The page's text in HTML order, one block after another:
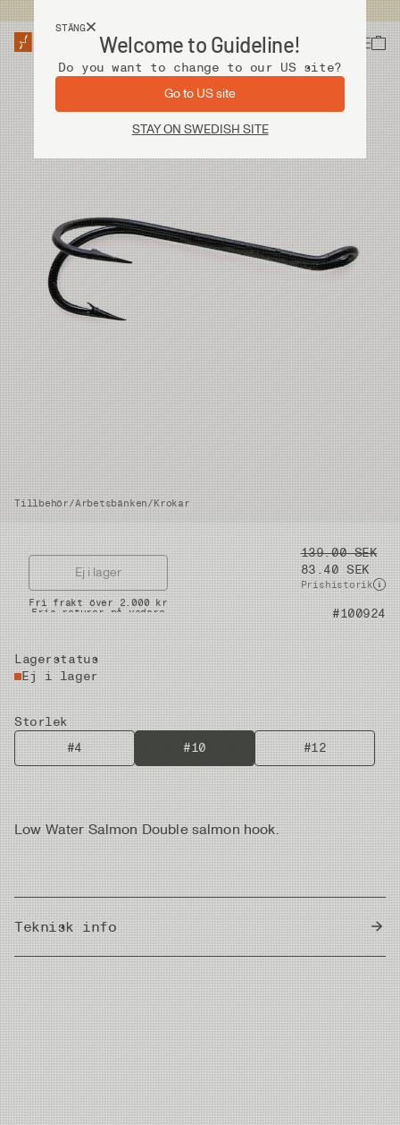
STÄNG
Welcome to Guideline!
Do you want to change to our US site?
Go to US site
STAY ON SWEDISH SITE
Tillbehör/Arbetsbänken/Krokar
Pris
139.00 SEK
83.40 SEK
Prishistorik
Artikelnummer #100924
Lagerstatus
Ej i lager
Storlek
#4
#10 #12
Ej i lager
Snabba leveranser
Fri frakt över 2.000 kr
Fria returer på vadare
Low Water Salmon Double salmon hook.
Teknisk info
Country of Origin Japan